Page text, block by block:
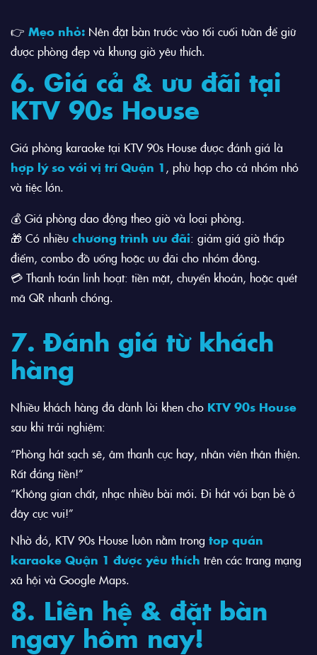
👉 Mẹo nhỏ: Nên đặt bàn trước vào tối cuối tuần để giữ
được phòng đẹp và khung giờ yêu thích.
6. Giá cả & ưu đãi tại
KTV 90s House
Giá phòng karaoke tại KTV 90s House được đánh giá là
hợp lý so với vị trí Quận 1 , phù hợp cho cả nhóm nhỏ
và tiệc lớn.
💰 Giá phòng dao động theo giờ và loại phòng.
🎁 Có nhiều chương trình ưu đãi: giảm giá giờ thấp
điểm, combo đồ uống hoặc ưu đãi cho nhóm đông.
💳 Thanh toán linh hoạt: tiền mặt, chuyển khoản, hoặc quét
mã QR nhanh chóng.
7. Đánh giá từ khách
hàng
Nhiều khách hàng đã dành lời khen cho KTV 90s House
sau khi trải nghiệm:
“Phòng hát sạch sẽ, âm thanh cực hay, nhân viên thân thiện.
Rất đáng tiền!”
“Không gian chất, nhạc nhiều bài mới. Đi hát với bạn bè ở
đây cực vui!”
Nhờ đó, KTV 90s House luôn nằm trong top quán
karaoke Quận 1 được yêu thích trên các trang mạng
xã hội và Google Maps.
8. Liên hệ & đặt bàn
ngay hôm nay!